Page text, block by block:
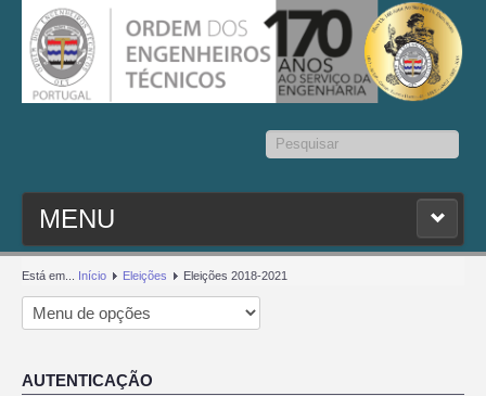
Pesquisar...
MENU
PESQ. MEMBROS
ESTATUTO
CONTACTOS
Está em... Início Eleições Eleições 2018-2021
AUTENTICAÇÃO